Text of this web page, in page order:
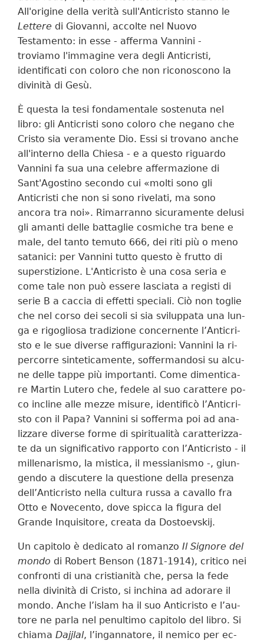
All'origine della verità sull'Anticristo stanno le
Lettere di Giovanni, accolte nel Nuovo
Testamento: in esse - afferma Vannini -
troviamo l'immagine vera degli Anticristi,
identificati con coloro che non riconoscono la
divinità di Gesù.
È questa la tesi fondamentale sostenuta nel
libro: gli Anticristi sono coloro che negano che
Cristo sia veramente Dio. Essi si trovano anche
all'interno della Chiesa - e a questo riguardo
Vannini fa sua una celebre affermazione di
Sant'Agostino secondo cui «molti sono gli
Anticristi che non si sono rivelati, ma sono
ancora tra noi». Rimarranno sicuramente delusi
gli amanti delle battaglie cosmiche tra bene e
male, del tanto temuto 666, dei riti più o meno
satanici: per Vannini tutto questo è frutto di
superstizione. L'Anticristo è una cosa seria e
come ta­le non può es­se­re la­scia­ta a re­gi­sti di
se­rie B a cac­cia di ef­fet­ti spe­cia­li. Ciò non to­glie
che nel cor­so dei se­co­li si sia svi­lup­pa­ta una lun­
ga e ri­go­glio­sa tra­di­zio­ne con­cer­nen­te l’An­ti­cri­
sto e le sue di­ver­se raf­fi­gu­ra­zio­ni: Van­ni­ni la ri­
per­cor­re sin­te­ti­ca­men­te, sof­fer­man­do­si su al­cu­
ne del­le tap­pe più im­por­tan­ti. Co­me di­men­ti­ca­
re Mar­tin Lu­te­ro che, fe­de­le al suo ca­rat­te­re po­
co in­cli­ne al­le mez­ze mi­su­re, iden­ti­fi­cò l’An­ti­cri­
sto con il Pa­pa? Van­ni­ni si sof­fer­ma poi ad ana­
liz­za­re di­ver­se for­me di spi­ri­tua­li­tà ca­rat­te­riz­za­
te da un si­gni­fi­ca­ti­vo rap­por­to con l’An­ti­cri­sto - il
mil­le­na­ri­smo, la mi­sti­ca, il mes­sia­ni­smo -, giun­
gen­do a di­scu­te­re la que­stio­ne del­la pre­sen­za
dell’An­ti­cri­sto nel­la cul­tu­ra rus­sa a ca­val­lo fra
Ot­to e No­ve­cen­to, do­ve spic­ca la fi­gu­ra del
Gran­de In­qui­si­to­re, crea­ta da Do­stoe­v­skij.
Un ca­pi­to­lo è de­di­ca­to al ro­man­zo Il Si­gno­re del
mon­do di Ro­bert Ben­son (1871-1914), cri­ti­co nei
con­fron­ti di una cri­stia­ni­tà che, per­sa la fe­de
nel­la di­vi­ni­tà di Cri­sto, si in­chi­na ad ado­ra­re il
mon­do. An­che l’islam ha il suo An­ti­cri­sto e l’au­
to­re ne par­la nel pe­nul­ti­mo ca­pi­to­lo del li­bro. Si
chia­ma Da­j­j­lal, l’in­gan­na­to­re, il ne­mi­co per ec­